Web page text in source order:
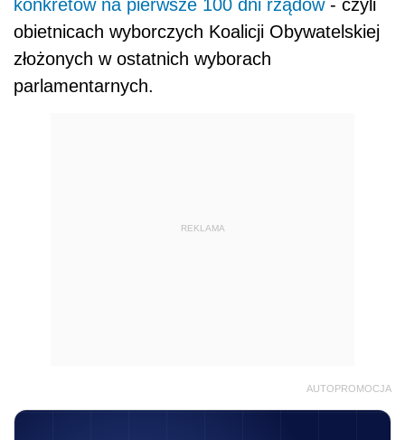
konkretów na pierwsze 100 dni rządów- czyli
obietnicach wyborczych Koalicji Obywatelskiej
złożonych w ostatnich wyborach
parlamentarnych.
REKLAMA
AUTOPROMOCJA